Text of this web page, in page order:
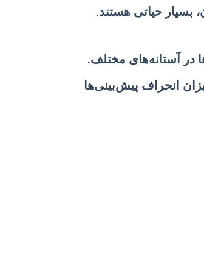
بسیار حیاتی هستند.
در آستانه‌های مختلف.
انحراف پیش‌بینی‌ها